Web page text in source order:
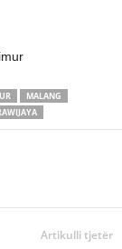
MALANG
Artikulli tjetër